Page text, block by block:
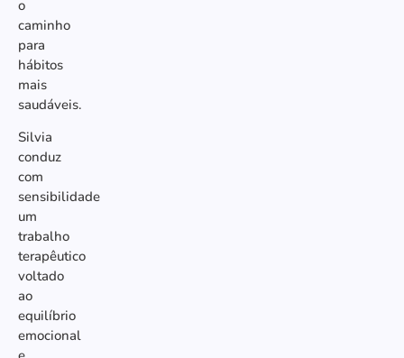
o
caminho
para
hábitos
mais
saudáveis.
Silvia
conduz
com
sensibilidade
um
trabalho
terapêutico
voltado
ao
equilíbrio
emocional